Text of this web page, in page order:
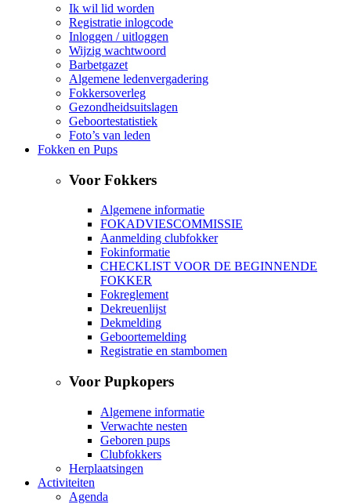
Ik wil lid worden
Registratie inlogcode
Inloggen / uitloggen
Wijzig wachtwoord
Barbetgazet
Algemene ledenvergadering
Fokkersoverleg
Gezondheidsuitslagen
Geboortestatistiek
Foto’s van leden
Fokken en Pups
Voor Fokkers
Algemene informatie
FOKADVIESCOMMISSIE
Aanmelding clubfokker
Fokinformatie
CHECKLIST VOOR DE BEGINNENDE
FOKKER
Fokreglement
Dekreuenlijst
Dekmelding
Geboortemelding
Registratie en stambomen
Voor Pupkopers
Algemene informatie
Verwachte nesten
Geboren pups
Clubfokkers
Herplaatsingen
Activiteiten
Agenda